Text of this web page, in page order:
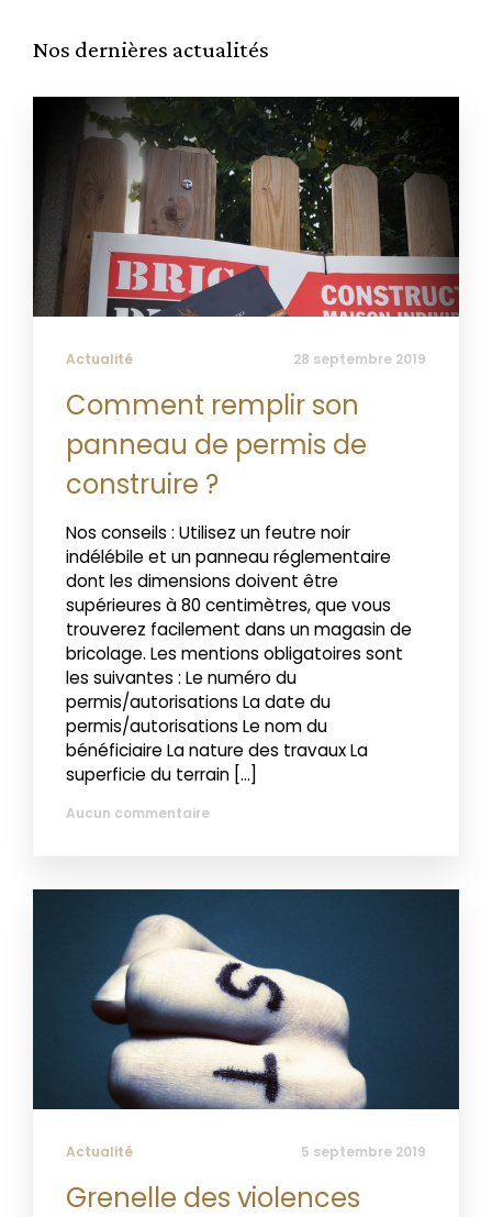
Nos dernières actualités
Actualité 28 septembre 2019
Comment remplir son
panneau de permis de
construire ?
Nos conseils : Utilisez un feutre noir
indélébile et un panneau réglementaire
dont les dimensions doivent être
supérieures à 80 centimètres, que vous
trouverez facilement dans un magasin de
bricolage. Les mentions obligatoires sont
les suivantes : Le numéro du
permis/autorisations La date du
permis/autorisations Le nom du
bénéficiaire La nature des travaux La
superficie du terrain […]
Aucun commentaire
Actualité 5 septembre 2019
Grenelle des violences